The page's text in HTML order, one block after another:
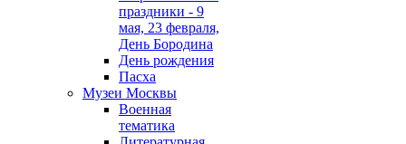
праздники - 9
мая, 23 февраля,
День Бородина
День рождения
Пасха
Музеи Москвы
Военная
тематика